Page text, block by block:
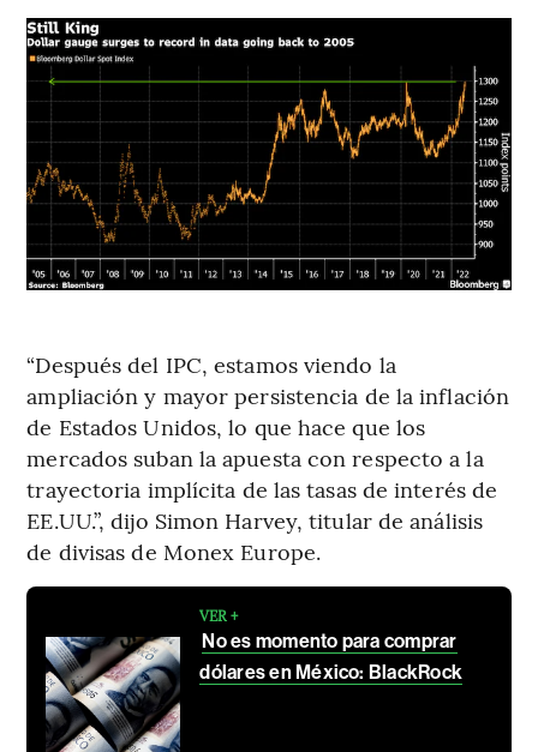
“Después del IPC, estamos viendo la
ampliación y mayor persistencia de la inflación
de Estados Unidos, lo que hace que los
mercados suban la apuesta con respecto a la
trayectoria implícita de las tasas de interés de
EE.UU.”, dijo Simon Harvey, titular de análisis
de divisas de Monex Europe.
VER +
No es momento para comprar
dólares en México: BlackRock